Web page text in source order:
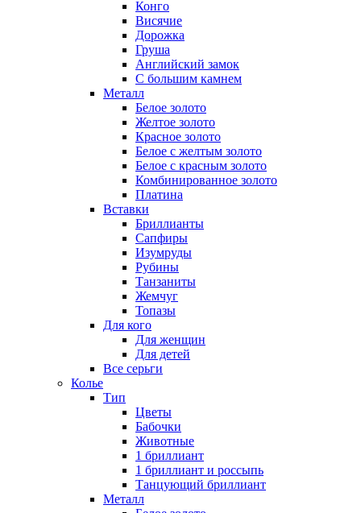
Конго
Висячие
Дорожка
Груша
Английский замок
С большим камнем
Металл
Белое золото
Желтое золото
Красное золото
Белое с желтым золото
Белое с красным золото
Комбинированное золото
Платина
Вставки
Бриллианты
Сапфиры
Изумруды
Рубины
Танзаниты
Жемчуг
Топазы
Для кого
Для женщин
Для детей
Все серьги
Колье
Тип
Цветы
Бабочки
Животные
1 бриллиант
1 бриллиант и россыпь
Танцующий бриллиант
Металл